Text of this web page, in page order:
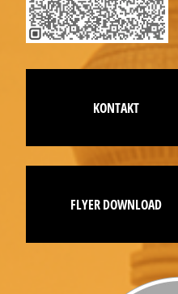
KONTAKT
FLYER DOWNLOAD